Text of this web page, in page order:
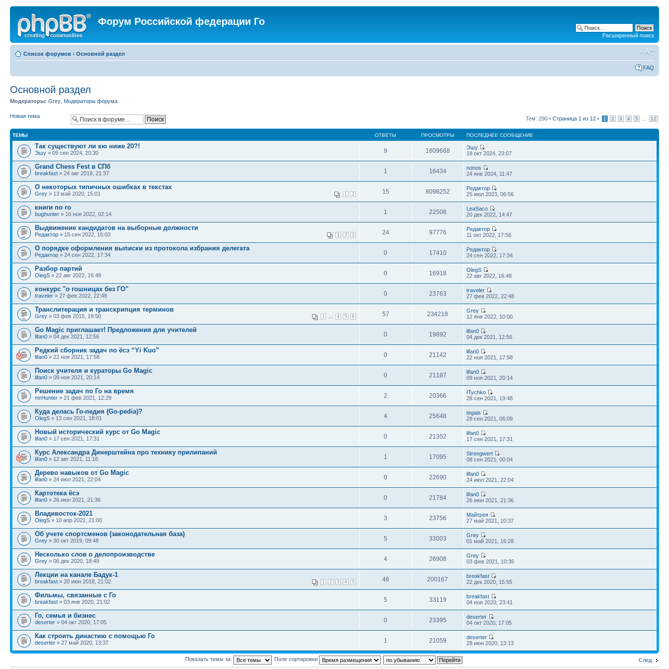
Форум Российской федерации Го
Расширенный поиск
Список форумов ‹ Основной раздел
FAQ
Основной раздел
Модераторы: Grey Модераторы форума
Новая тема Тем: 290 • Страница 1 из 12 • 1 2 3 4 5 12
ТЕМЫ ОТВЕТЫ ПРОСМОТРЫ ПОСЛЕДНЕЕ СООБЩЕНИЕ
Так существуют ли кю ниже 20?!
Эшу » 09 сен 2024, 20:30 9 1609668
Эшу
18 окт 2024, 23:07
Grand Chess Fest в СПб
breakfast » 24 авг 2019, 21:37 1 16434
nonos
24 янв 2024, 11:47
О некоторых типичных ошибках в текстах
1 2
Grey » 13 май 2020, 15:01 15 8098252
Редактор
25 июл 2023, 06:56
книги по го
bughunter » 16 ноя 2022, 02:14 1 22508
LeaSaco
20 дек 2022, 14:47
Выдвижение кандидатов на выборные должности
1 2 3
Редактор » 15 сен 2022, 15:03 24 97776
Редактор
11 окт 2022, 17:56
О порядке оформления выписки из протокола избрания делегата
Редактор » 24 сен 2022, 17:34 0 17410
Редактор
24 сен 2022, 17:34
Разбор партий
OlegS » 22 авг 2022, 16:48 0 16918
OlegS
22 авг 2022, 16:48
конкурс "о гошницах без ГО"
traveler » 27 фев 2022, 22:48 0 23763
traveler
27 фев 2022, 22:48
Транслитерация и транскрипция терминов
1 4 5 6
Grey » 03 фев 2015, 19:50 57 234218
Grey
12 янв 2022, 10:00
Go Magic приглашает! Предложения для учителей
lifan0 » 04 дек 2021, 12:56 0 19892
lifan0
04 дек 2021, 12:56
Редкий сборник задач по ёсэ “Yi Kuo”
lifan0 » 22 ноя 2021, 17:58 0 21142
lifan0
22 ноя 2021, 17:58
Поиск учителя и кураторы Go Magic
lifan0 » 09 ноя 2021, 20:14 0 21187
lifan0
09 ноя 2021, 20:14
Решение задач по Го на время
mrHunter » 21 фев 2021, 12:29 2 20366
ITychko
28 сен 2021, 19:48
Куда делась Го-педия (Go-pedia)?
OlegS » 13 сен 2021, 18:01 4 25648
tegais
28 сен 2021, 06:09
Новый исторический курс от Go Magic
lifan0 » 17 сен 2021, 17:31 0 21352
lifan0
17 сен 2021, 17:31
Курс Александра Динерштейна про технику прилипаний
lifan0 » 12 авг 2021, 11:16 1 17095
Strengwert
08 сен 2021, 00:04
Дерево навыков от Go Magic
lifan0 » 24 июл 2021, 22:04 0 22690
lifan0
24 июл 2021, 22:04
Картотека ёсэ
lifan0 » 26 июн 2021, 21:36 0 21784
lifan0
26 июн 2021, 21:36
Владивосток-2021
OlegS » 10 апр 2021, 21:00 3 23756
Майтрея
27 май 2021, 10:37
Об учете спортсменов (законодательная база)
Grey » 30 окт 2019, 09:48 5 33003
Grey
01 май 2021, 16:28
Несколько слов о делопроизводстве
Grey » 06 дек 2020, 18:49 4 26908
Grey
03 фев 2021, 10:35
Лекции на канале Бадук-1
1 2 3 4 5
breakfast » 20 июн 2018, 21:02 46 200167
breakfast
22 дек 2020, 15:55
Фильмы, связанные с Го
breakfast » 03 янв 2020, 21:02 5 33119
breakfast
04 ноя 2020, 23:41
Го, семья и бизнес
deserter » 04 окт 2020, 17:05 0 23395
deserter
04 окт 2020, 17:05
Как строить династию с помощью Го
deserter » 27 май 2020, 13:37 1 21059
deserter
28 июн 2020, 13:13
След.
Показать темы за: Поле сортировки